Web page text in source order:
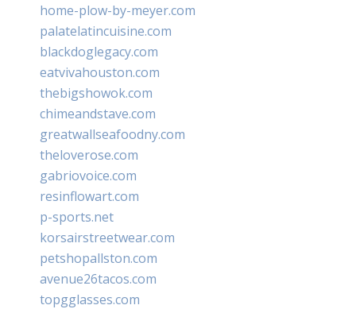
home-plow-by-meyer.com
palatelatincuisine.com
blackdoglegacy.com
eatvivahouston.com
thebigshowok.com
chimeandstave.com
greatwallseafoodny.com
theloverose.com
gabriovoice.com
resinflowart.com
p-sports.net
korsairstreetwear.com
petshopallston.com
avenue26tacos.com
topgglasses.com